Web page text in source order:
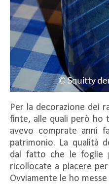
Per la decorazione dei
finte, alle quali però ho
avevo comprate anni
patrimonio. La qualità
dal fatto che le foglie
ricollocate a piacere
Ovviamente le ho